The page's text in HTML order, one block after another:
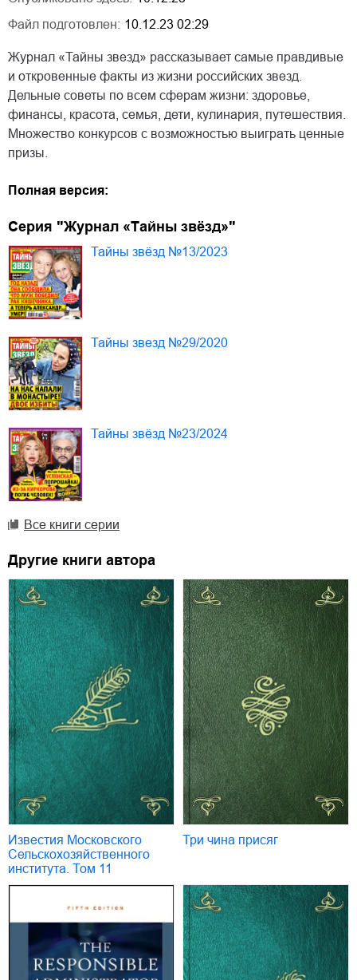
Файл подготовлен: 10.12.23 02:29
Журнал «Тайны звезд» рассказывает самые правдивые
и откровенные факты из жизни российских звезд.
Дельные советы по всем сферам жизни: здоровье,
финансы, красота, семья, дети, кулинария, путешествия.
Множество конкурсов с возможностью выиграть ценные
призы.
Полная версия:
Серия "Журнал «Тайны звёзд»"
Тайны звёзд №13/2023
Тайны звезд №29/2020
Тайны звёзд №23/2024
Все книги серии
Другие книги автора
Известия Московского
Сельскохозяйственного
института. Том 11
Три чина присяг